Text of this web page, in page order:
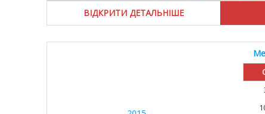
ВІДКРИТИ ДЕТАЛЬНІШЕ